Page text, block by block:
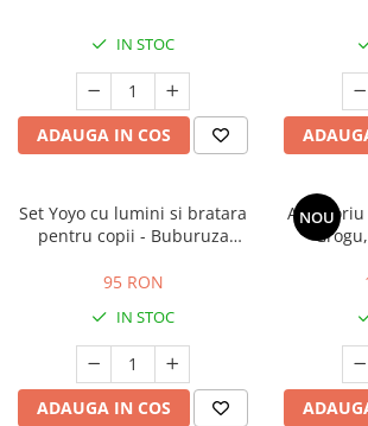
Costume Vrajitoare Copii
Costume pentru Halloween
Costume Populare
Pinata petreceriIN STOC
ADAUGA IN COS
Set Yoyo cu lumini si bratara
pentru copii - Buburuza
95 RON
IN STOC
ADAUGA IN COS
NOU